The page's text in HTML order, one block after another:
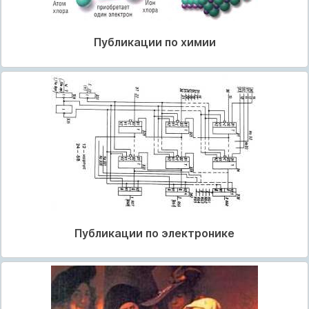
Публикации по химии
Публикации по электронике